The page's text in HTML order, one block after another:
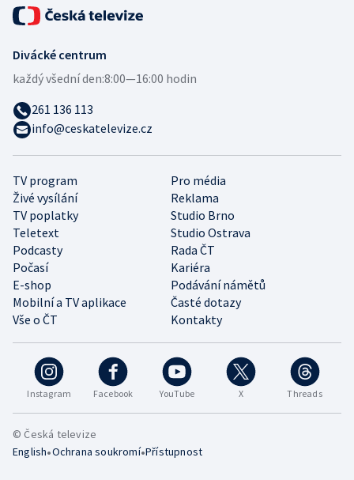
Instagram Facebook YouTube X Threads
TV program
Pro média
Živé vysílání
Reklama
TV poplatky
Studio Brno
Teletext
Studio Ostrava
Podcasty
Rada ČT
Počasí
Kariéra
E-shop
Podávání námětů
Mobilní a TV aplikace
Časté dotazy
Vše o ČT
Kontakty
Divácké centrum
každý všední den:8:00—16:00 hodin
261 136 113
info@ceskatelevize.cz
© Česká televize
English•Ochrana soukromí•Přístupnost